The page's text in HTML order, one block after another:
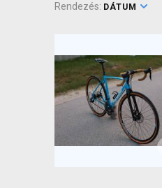
Rendezés: DÁTUM